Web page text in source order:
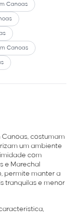
Canoas
Canoas
Canoas, costumam
um ambiente
com
e Marechal
permite manter a
tranquilas e menor